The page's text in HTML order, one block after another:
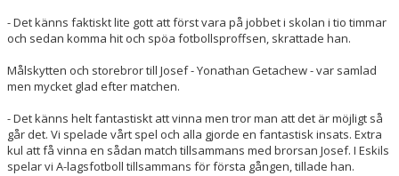
- Det känns faktiskt lite gott att först vara på jobbet i skolan i tio timmar
och sedan komma hit och spöa fotbollsproffsen, skrattade han.
Målskytten och storebror till Josef - Yonathan Getachew - var samlad
men mycket glad efter matchen.
- Det känns helt fantastiskt att vinna men tror man att det är möjligt så
går det. Vi spelade vårt spel och alla gjorde en fantastisk insats. Extra
kul att få vinna en sådan match tillsammans med brorsan Josef. I Eskils
spelar vi A-lagsfotboll tillsammans för första gången, tillade han.